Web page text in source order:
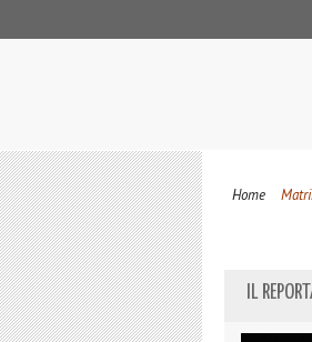
Home
IL